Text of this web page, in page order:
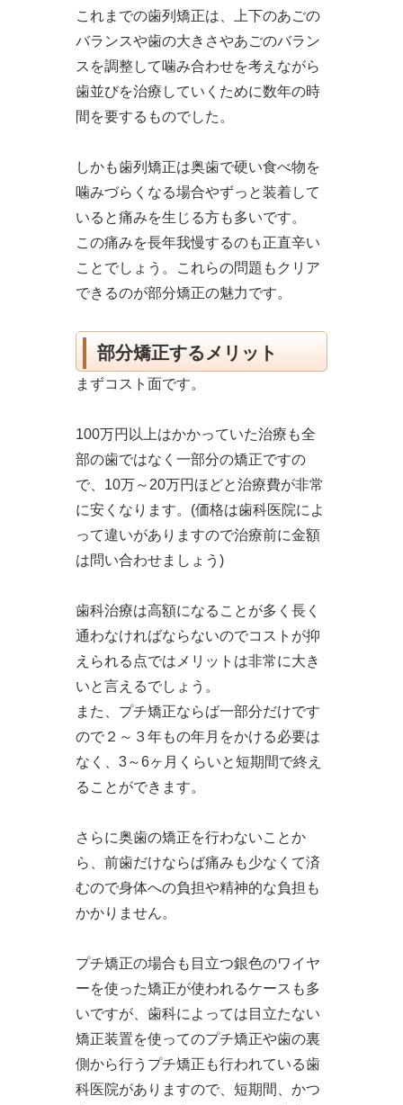
これまでの歯列矯正は、上下のあごの
バランスや歯の大きさやあごのバラン
スを調整して噛み合わせを考えながら
歯並びを治療していくために数年の時
間を要するものでした。
しかも歯列矯正は奥歯で硬い食べ物を
噛みづらくなる場合やずっと装着して
いると痛みを生じる方も多いです。
この痛みを長年我慢するのも正直辛い
ことでしょう。これらの問題もクリア
できるのが部分矯正の魅力です。
部分矯正するメリット
まずコスト面です。
100万円以上はかかっていた治療も全
部の歯ではなく一部分の矯正ですの
で、10万～20万円ほどと治療費が非常
に安くなります。(価格は歯科医院によ
って違いがありますので治療前に金額
は問い合わせましょう)
歯科治療は高額になることが多く長く
通わなければならないのでコストが抑
えられる点ではメリットは非常に大き
いと言えるでしょう。
また、プチ矯正ならば一部分だけです
ので２～３年もの年月をかける必要は
なく、3～6ヶ月くらいと短期間で終え
ることができます。
さらに奥歯の矯正を行わないことか
ら、前歯だけならば痛みも少なくて済
むので身体への負担や精神的な負担も
かかりません。
プチ矯正の場合も目立つ銀色のワイヤ
ーを使った矯正が使われるケースも多
いですが、歯科によっては目立たない
矯正装置を使ってのプチ矯正や歯の裏
側から行うプチ矯正も行われている歯
科医院がありますので、短期間、かつ